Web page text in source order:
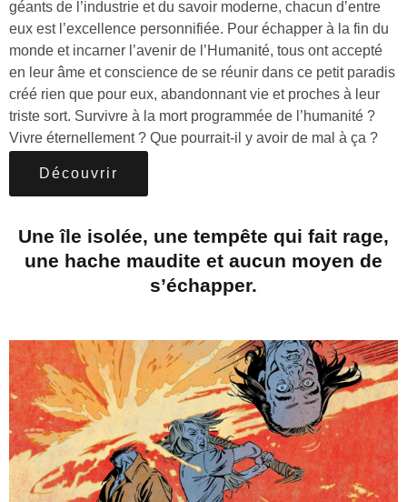
géants de l’industrie et du savoir moderne, chacun d’entre
eux est l’excellence personnifiée. Pour échapper à la fin du
monde et incarner l’avenir de l’Humanité, tous ont accepté
en leur âme et conscience de se réunir dans ce petit paradis
créé rien que pour eux, abandonnant vie et proches à leur
triste sort. Survivre à la mort programmée de l’humanité ?
Vivre éternellement ? Que pourrait-il y avoir de mal à ça ?
Découvrir
Une île isolée, une tempête qui fait rage,
une hache maudite et aucun moyen de
s’échapper.